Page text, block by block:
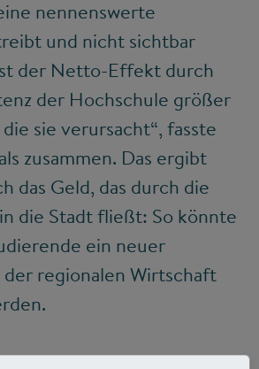
nennenswerte
und nicht sichtbar
der Netto-Effekt durch
der Hochschule größer
sie verursacht“, fasste
zusammen. Das ergibt
das Geld, das durch die
die Stadt fließt: So könnte
ein neuer
regionalen Wirtschaft